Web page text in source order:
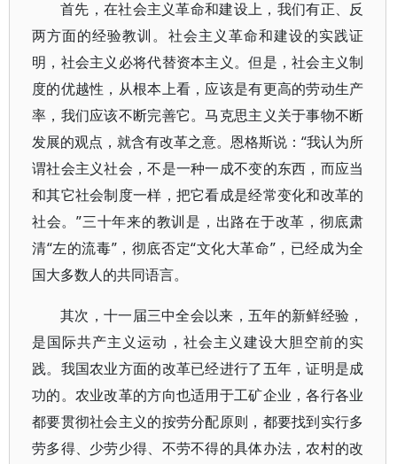
首先，在社会主义革命和建设上，我们有正、反
两方面的经验教训。社会主义革命和建设的实践证
明，社会主义必将代替资本主义。但是，社会主义制
度的优越性，从根本上看，应该是有更高的劳动生产
率，我们应该不断完善它。马克思主义关于事物不断
发展的观点，就含有改革之意。恩格斯说：“我认为所
谓社会主义社会，不是一种一成不变的东西，而应当
和其它社会制度一样，把它看成是经常变化和改革的
社会。”三十年来的教训是，出路在于改革，彻底肃
清“左的流毒”，彻底否定“文化大革命”，已经成为全
国大多数人的共同语言。
其次，十一届三中全会以来，五年的新鲜经验，
是国际共产主义运动，社会主义建设大胆空前的实
践。我国农业方面的改革已经进行了五年，证明是成
功的。农业改革的方向也适用于工矿企业，各行各业
都要贯彻社会主义的按劳分配原则，都要找到实行多
劳多得、少劳少得、不劳不得的具体办法，农村的改